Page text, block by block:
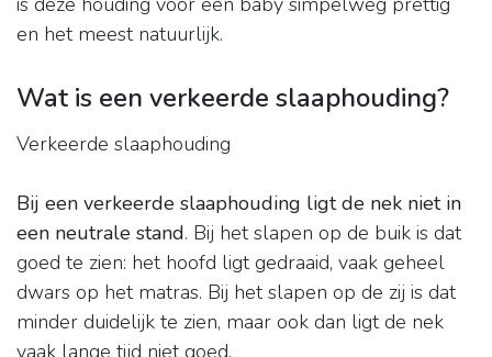
en het meest natuurlijk.
Wat is een verkeerde slaaphouding?
Verkeerde slaaphouding
Bij een verkeerde slaaphouding ligt de nek niet in
een neutrale stand. Bij het slapen op de buik is dat
goed te zien: het hoofd ligt gedraaid, vaak geheel
dwars op het matras. Bij het slapen op de zij is dat
minder duidelijk te zien, maar ook dan ligt de nek
vaak lange tijd niet goed.